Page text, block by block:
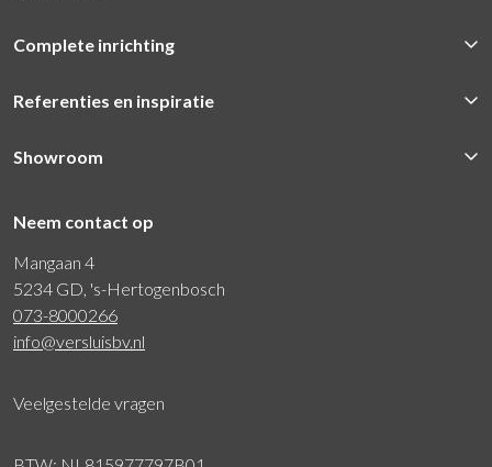
Complete inrichting
Referenties en inspiratie
Showroom
Neem contact op
Mangaan 4
5234 GD, 's-Hertogenbosch
073-8000266
info@versluisbv.nl
Veelgestelde vragen